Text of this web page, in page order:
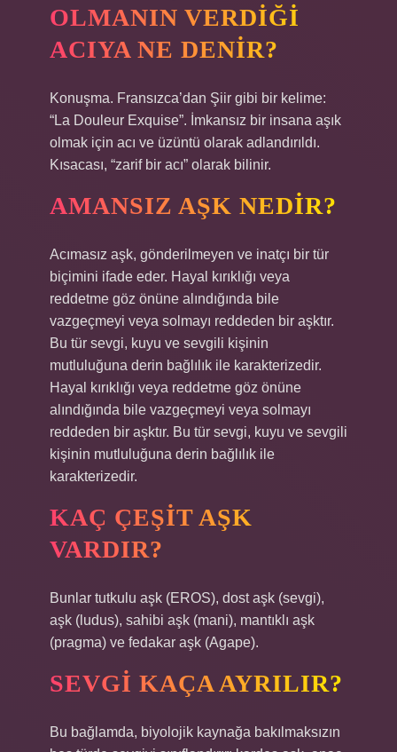
OLMANIN VERDIĞI
ACIYA NE DENIR?
Konuşma. Fransızca’dan Şiir gibi bir kelime:
“La Douleur Exquise”. İmkansız bir insana aşık
olmak için acı ve üzüntü olarak adlandırıldı.
Kısacası, “zarif bir acı” olarak bilinir.
AMANSIZ AŞK NEDIR?
Acımasız aşk, gönderilmeyen ve inatçı bir tür
biçimini ifade eder. Hayal kırıklığı veya
reddetme göz önüne alındığında bile
vazgeçmeyi veya solmayı reddeden bir aşktır.
Bu tür sevgi, kuyu ve sevgili kişinin
mutluluğuna derin bağlılık ile karakterizedir.
Hayal kırıklığı veya reddetme göz önüne
alındığında bile vazgeçmeyi veya solmayı
reddeden bir aşktır. Bu tür sevgi, kuyu ve sevgili
kişinin mutluluğuna derin bağlılık ile
karakterizedir.
KAÇ ÇEŞIT AŞK
VARDIR?
Bunlar tutkulu aşk (EROS), dost aşk (sevgi),
aşk (ludus), sahibi aşk (mani), mantıklı aşk
(pragma) ve fedakar aşk (Agape).
SEVGI KAÇA AYRILIR?
Bu bağlamda, biyolojik kaynağa bakılmaksızın